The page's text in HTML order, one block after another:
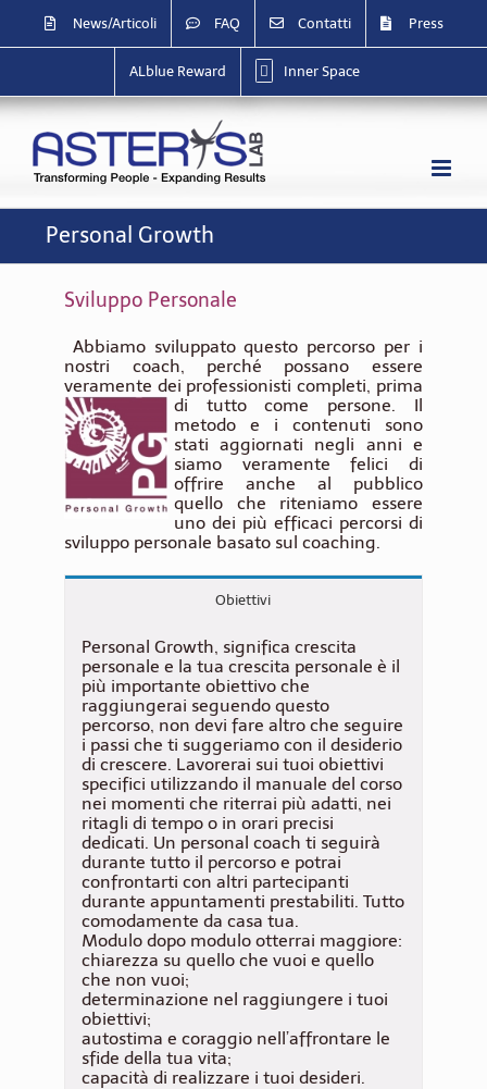
contenuto
News/Articoli FAQ Contatti Press
ALblue Reward Inner Space
Personal Growth
Sviluppo Personale
Abbiamo sviluppato questo percorso per i
nostri coach, perché possano essere
veramente dei professionisti completi, prima
di tutto come persone. Il
metodo e i contenuti sono
stati aggiornati negli anni e
siamo veramente felici di
offrire anche al pubblico
quello che riteniamo essere
uno dei più efficaci percorsi di
sviluppo personale basato sul coaching.
Obiettivi
Personal Growth, significa crescita
personale e la tua crescita personale è il
più importante obiettivo che
raggiungerai seguendo questo
percorso, non devi fare altro che seguire
i passi che ti suggeriamo con il desiderio
di crescere. Lavorerai sui tuoi obiettivi
specifici utilizzando il manuale del corso
nei momenti che riterrai più adatti, nei
ritagli di tempo o in orari precisi
dedicati. Un personal coach ti seguirà
durante tutto il percorso e potrai
confrontarti con altri partecipanti
durante appuntamenti prestabiliti. Tutto
comodamente da casa tua.
Modulo dopo modulo otterrai maggiore:
chiarezza su quello che vuoi e quello
che non vuoi;
determinazione nel raggiungere i tuoi
obiettivi;
autostima e coraggio nell’affrontare le
sfide della tua vita;
capacità di realizzare i tuoi desideri.